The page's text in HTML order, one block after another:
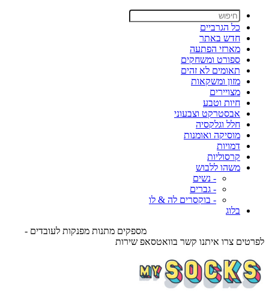
כל הגרביים
חדש באתר
מארזי הפתעה
ספורט ומשחקים
תאומים לא זהים
מזון ומשקאות
מצויירים
חיות וטבע
אבסטרקט וצבעוני
חלל וגלקסיה
מוסיקה ואומנות
דמויות
קרסוליות
משהו ללבוש
- נשים
- גברים
- בוקסרים לה & לו
בלוג
מספקים מתנות מפנקות לעובדים -
לפרטים צרו איתנו קשר בוואטסאפ שירות